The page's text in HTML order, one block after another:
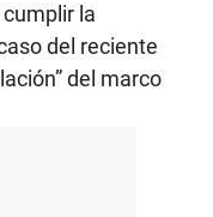
la
del reciente
del marco